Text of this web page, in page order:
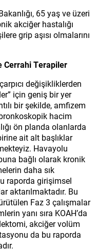
65 yaş ve üzeri
akciğer hastalığı
grip aşısı olmalarını
Cerrahi Terapiler
değişikliklerden
için geniş bir yer
bir şekilde, amfizem
hacim
ön planda olanlarda
ait alt başlıklar
Havayolu
bağlı olarak kronik
daha sık
raporda girişimsel
aktarılmaktadır. Bu
Faz 3 çalışmalar
yanı sıra KOAH’da
akciğer volüm
da bu raporda